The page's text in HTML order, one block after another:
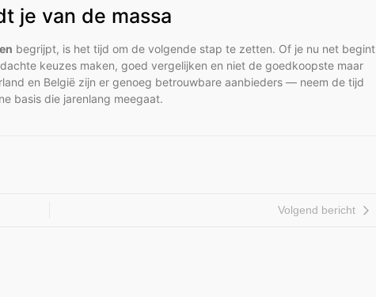
je van de massa
begrijpt, is het tijd om de volgende stap te zetten. Of je nu net begint
keuzes maken, goed vergelijken en niet de goedkoopste maar
en België zijn er genoeg betrouwbare aanbieders — neem de tijd
basis die jarenlang meegaat.
Volgend bericht